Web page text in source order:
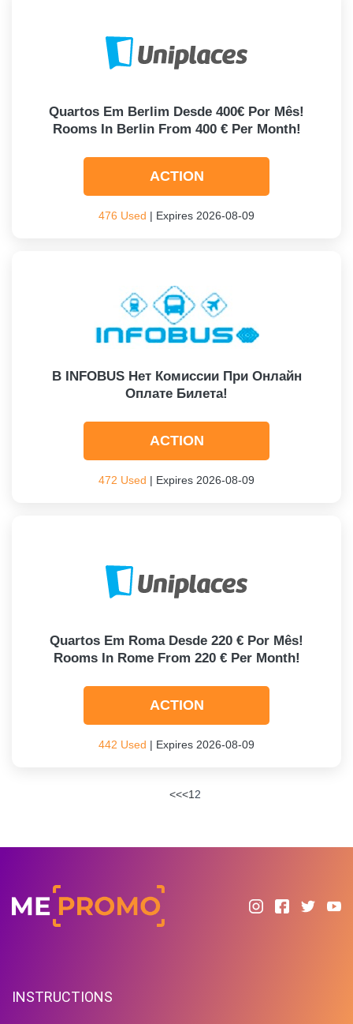
Quartos Em Berlim Desde 400€ Por Mês!
Rooms In Berlin From 400 € Per Month!
ACTION
476 Used | Expires 2026-08-09
В INFOBUS Нет Комиссии При Онлайн
Оплате Билета!
ACTION
472 Used | Expires 2026-08-09
Quartos Em Roma Desde 220 € Por Mês!
Rooms In Rome From 220 € Per Month!
ACTION
442 Used | Expires 2026-08-09
<<<1 2
INSTRUCTIONS